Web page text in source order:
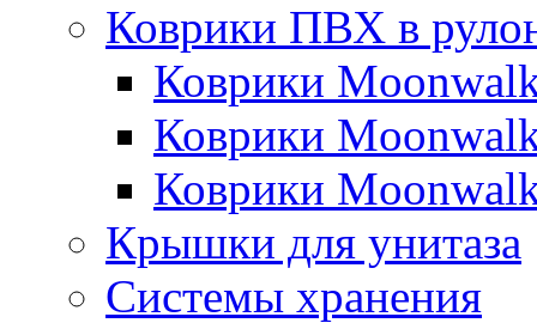
Коврики ПВХ в
Коврики
Коврики
Коврики
Крышки для унитаза
Системы хранения